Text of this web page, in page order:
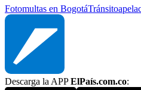
Fotomultas en BogotáTránsito
Descarga la APPElPaís.com.co: